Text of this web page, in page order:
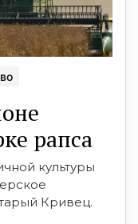
рапса
культуры
Кривец.